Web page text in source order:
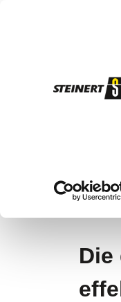
Die